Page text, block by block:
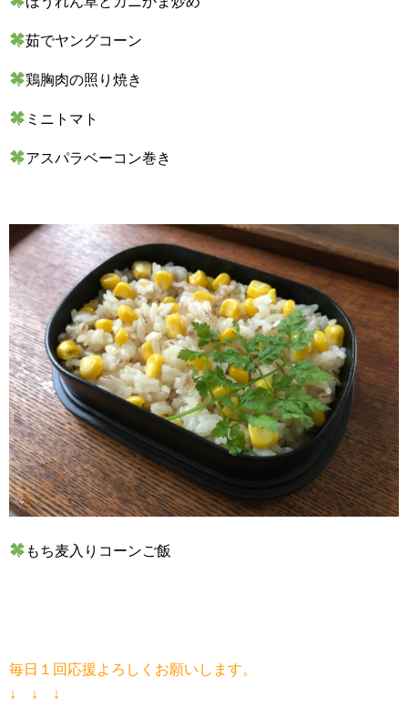
茹でヤングコーン
鶏胸肉の照り焼き
ミニトマト
アスパラベーコン巻き
もち麦入りコーンご飯
毎日１回応援よろしくお願いします。
↓ ↓ ↓